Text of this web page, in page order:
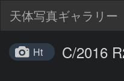
天体写真ギャラリー
Ht C/2016